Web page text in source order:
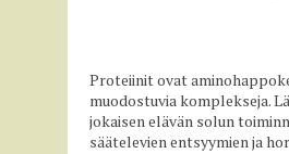
Proteiinit ovat
muodostuvia komplekseja.
jokaisen elävän solun
säätelevien entsyymien ja